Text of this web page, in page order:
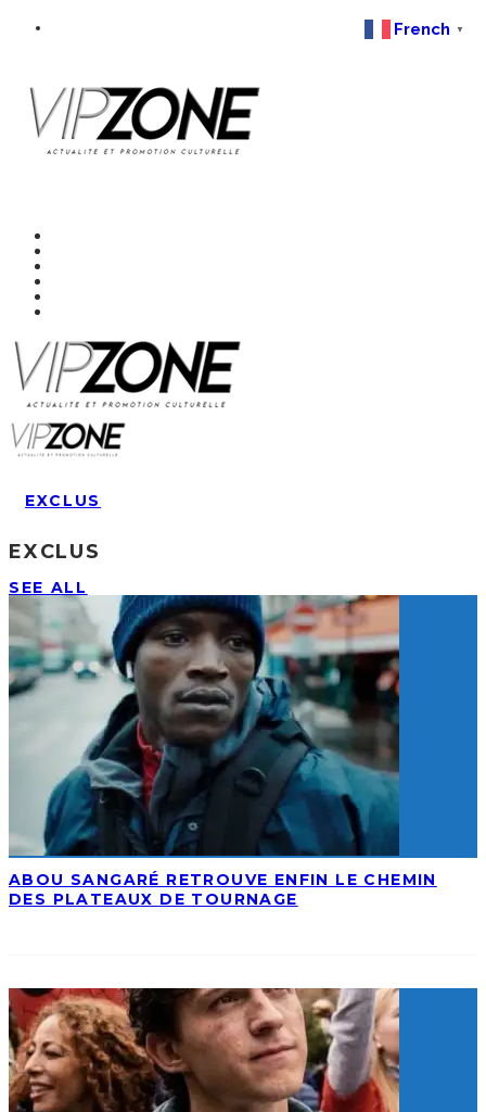
EXCLUS
EXCLUS
SEE ALL
ABOU SANGARÉ RETROUVE ENFIN LE CHEMIN
DES PLATEAUX DE TOURNAGE
French ▼